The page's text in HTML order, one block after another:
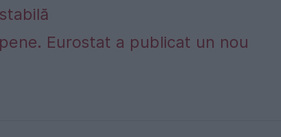
Eurostat a publicat un nou